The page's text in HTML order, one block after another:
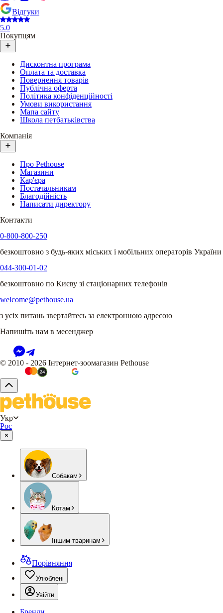
Відгуки
5.0
Покупцям
Дисконтна програма
Оплата та доставка
Повернення товарів
Публічна оферта
Політика конфіденційності
Умови використання
Мапа сайту
Школа петбатьківства
Компанія
Про Pethouse
Магазини
Кар'єра
Постачальникам
Благодійність
Написати директору
Контакти
0-800-800-250
безкоштовно з будь-яких міських і мобільних операторів України
044-300-01-02
безкоштовно по Києву зі стаціонарних телефонів
welcome@pethouse.ua
з усіх питань звертайтесь за електронною адресою
Напишіть нам в месенджер
© 2010 - 2026 Інтернет-зоомагазин Pethouse
Укр
Рос
Собакам
Котам
Іншим тваринам
Порівняння
Улюблені
Увійти